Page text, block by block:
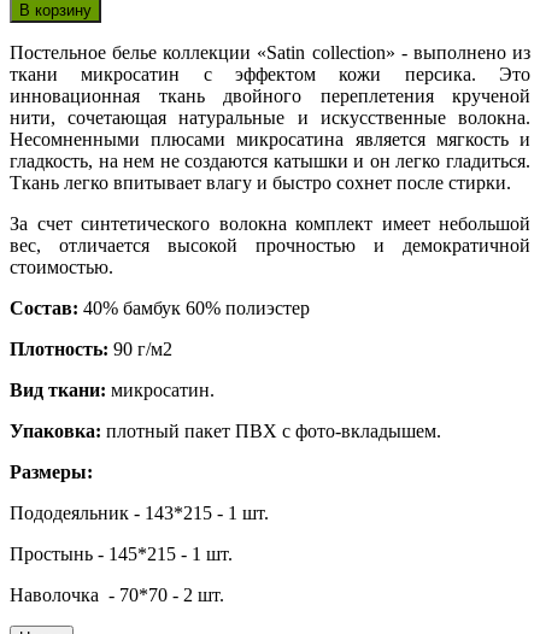
Постельное белье коллекции «Satin collection» - выполнено из
ткани микросатин с эффектом кожи персика. Это
инновационная ткань двойного переплетения крученой
нити, сочетающая натуральные и искусственные волокна.
Несомненными плюсами микросатина является мягкость и
гладкость, на нем не создаются катышки и он легко гладиться.
Ткань легко впитывает влагу и быстро сохнет после стирки.
За счет синтетического волокна комплект имеет небольшой
вес, отличается высокой прочностью и демократичной
стоимостью.
Состав: 40% бамбук 60% полиэстер
Плотность: 90 г/м2
Вид ткани: микросатин.
Упаковка: плотный пакет ПВХ с фото-вкладышем.
Размеры:
Пододеяльник - 143*215 - 1 шт.
Простынь - 145*215 - 1 шт.
Наволочка - 70*70 - 2 шт.